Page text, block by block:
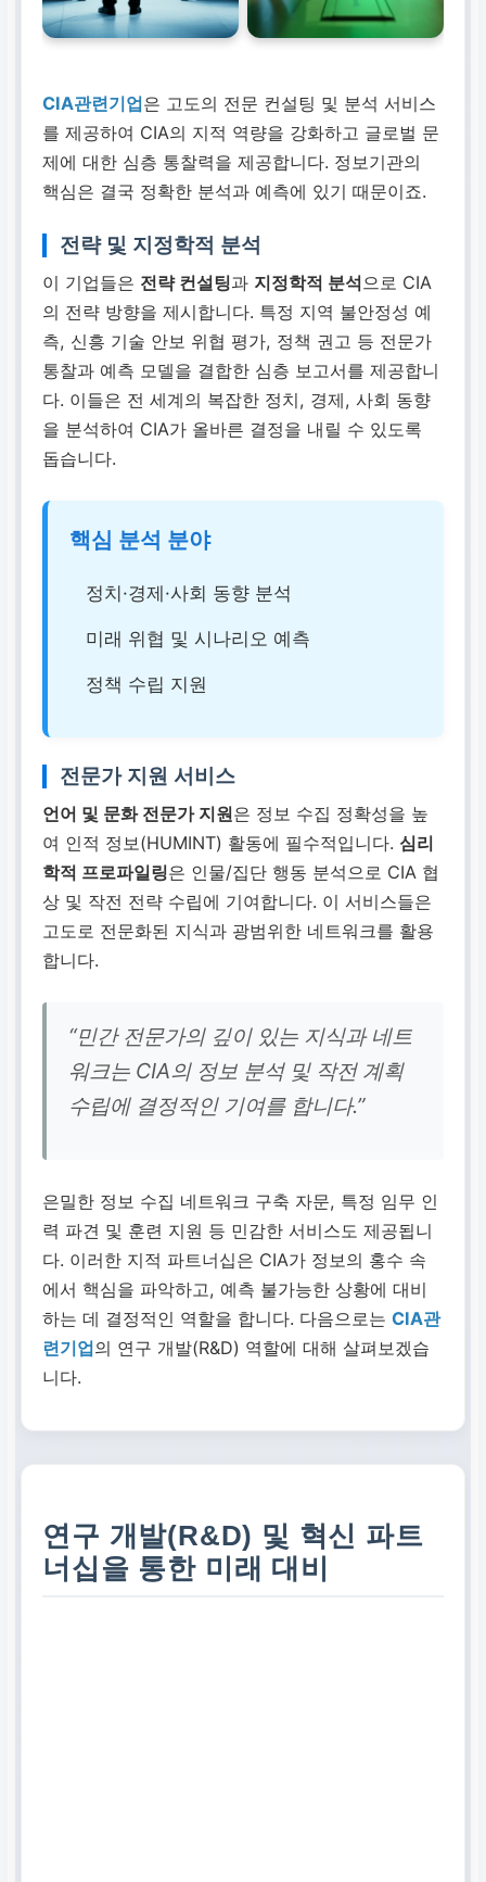
CIA관련기업은 고도의 전문 컨설팅 및 분석 서비스
를 제공하여 CIA의 지적 역량을 강화하고 글로벌 문
제에 대한 심층 통찰력을 제공합니다. 정보기관의
핵심은 결국 정확한 분석과 예측에 있기 때문이죠.
전략 및 지정학적 분석
이 기업들은 전략 컨설팅과 지정학적 분석으로 CIA
의 전략 방향을 제시합니다. 특정 지역 불안정성 예
측, 신흥 기술 안보 위협 평가, 정책 권고 등 전문가
통찰과 예측 모델을 결합한 심층 보고서를 제공합니
다. 이들은 전 세계의 복잡한 정치, 경제, 사회 동향
을 분석하여 CIA가 올바른 결정을 내릴 수 있도록
돕습니다.
핵심 분석 분야
정치·경제·사회 동향 분석
미래 위협 및 시나리오 예측
정책 수립 지원
전문가 지원 서비스
언어 및 문화 전문가 지원은 정보 수집 정확성을 높
여 인적 정보(HUMINT) 활동에 필수적입니다. 심리
학적 프로파일링은 인물/집단 행동 분석으로 CIA 협
상 및 작전 전략 수립에 기여합니다. 이 서비스들은
고도로 전문화된 지식과 광범위한 네트워크를 활용
합니다.
“민간 전문가의 깊이 있는 지식과 네트
워크는 CIA의 정보 분석 및 작전 계획
수립에 결정적인 기여를 합니다.”
은밀한 정보 수집 네트워크 구축 자문, 특정 임무 인
력 파견 및 훈련 지원 등 민감한 서비스도 제공됩니
다. 이러한 지적 파트너십은 CIA가 정보의 홍수 속
에서 핵심을 파악하고, 예측 불가능한 상황에 대비
하는 데 결정적인 역할을 합니다. 다음으로는CIA관
련기업의 연구 개발(R&D) 역할에 대해 살펴보겠습
니다.
연구 개발(R&D) 및 혁신 파트
너십을 통한 미래 대비